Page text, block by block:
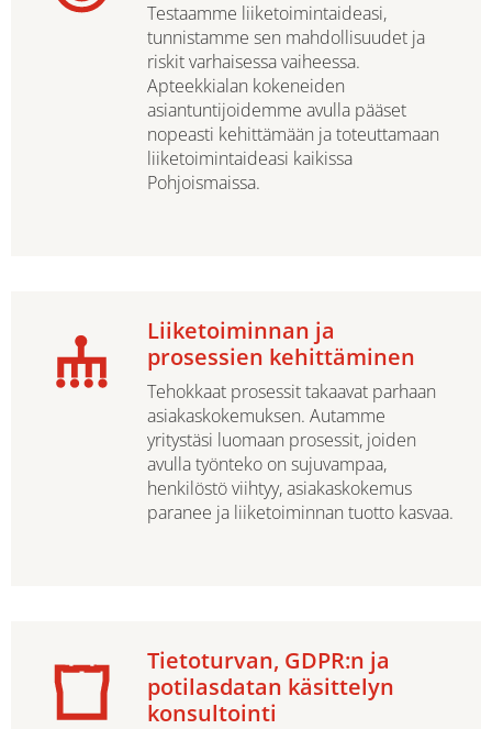
Testaamme liiketoimintaideasi,
tunnistamme sen mahdollisuudet ja
riskit varhaisessa vaiheessa.
Apteekkialan kokeneiden
asiantuntijoidemme avulla pääset
nopeasti kehittämään ja toteuttamaan
liiketoimintaideasi kaikissa
Pohjoismaissa.
Liiketoiminnan ja
prosessien kehittäminen
Tehokkaat prosessit takaavat parhaan
asiakaskokemuksen. Autamme
yritystäsi luomaan prosessit, joiden
avulla työnteko on sujuvampaa,
henkilöstö viihtyy, asiakaskokemus
paranee ja liiketoiminnan tuotto kasvaa.
Tietoturvan, GDPR:n ja
potilasdatan käsittelyn
konsultointi